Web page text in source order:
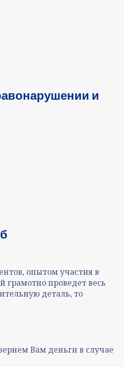
и
опытом участия в
проведет весь
деталь, то
Вам деньги в случае